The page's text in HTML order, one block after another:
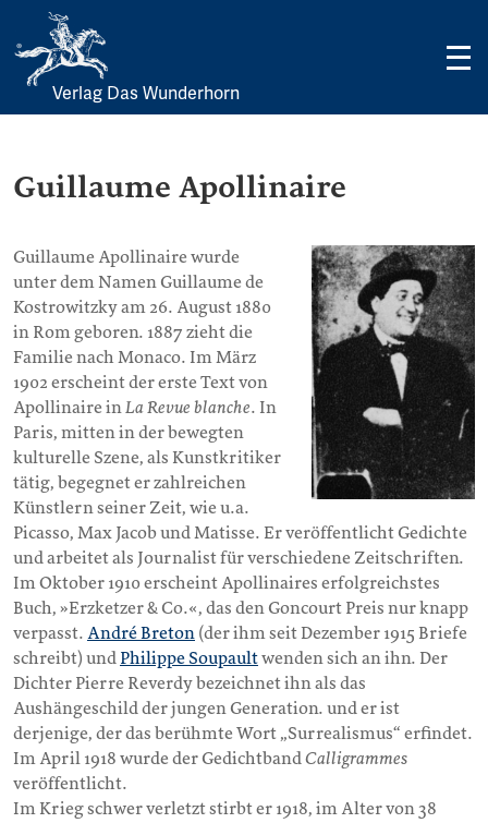
Skip
Verlag Das Wunderhorn
Guillaume Apollinaire
Guillaume Apollinaire wurde
unter dem Namen Guillaume de
Kostrowitzky am 26. August 1880
in Rom geboren. 1887 zieht die
Familie nach Monaco. Im März
1902 erscheint der erste Text von
Apollinaire inLa Revue blanche. In
Paris, mitten in der bewegten
kulturelle Szene, als Kunstkritiker
tätig, begegnet er zahlreichen
Künstlern seiner Zeit, wie u.a.
Picasso, Max Jacob und Matisse. Er veröffentlicht Gedichte
und arbeitet als Journalist für verschiedene Zeitschriften.
Im Oktober 1910 erscheint Apollinaires erfolgreichstes
Buch, »Erzketzer & Co.«, das den Goncourt Preis nur knapp
verpasst. André Breton (der ihm seit Dezember 1915 Briefe
schreibt) und Philippe Soupaultwenden sich an ihn. Der
Dichter Pierre Reverdy bezeichnet ihn als das
Aushängeschild der jungen Generation. und er ist
derjenige, der das berühmte Wort „Surrealismus“ erfindet.
Im April 1918 wurde der GedichtbandCalligrammes
veröffentlicht.
Im Krieg schwer verletzt stirbt er 1918, im Alter von 38